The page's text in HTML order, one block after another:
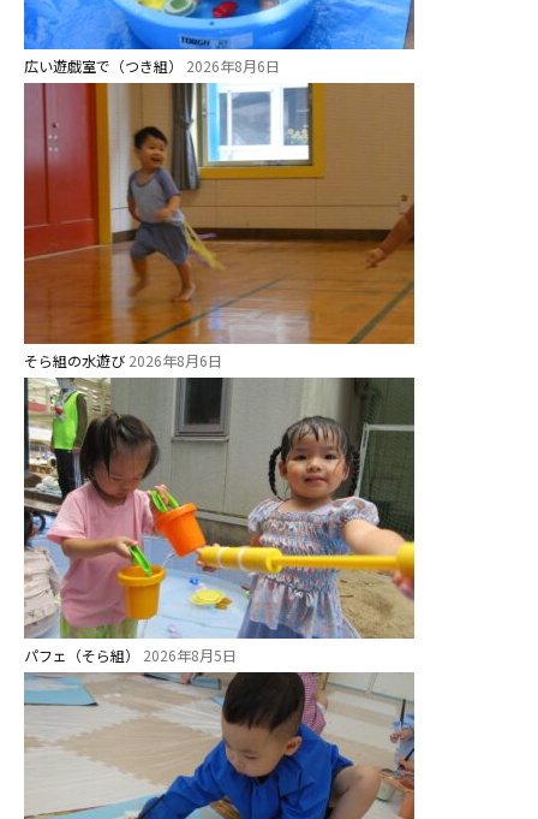
広い遊戯室で（つき組） 2026年8月6日
そら組の水遊び 2026年8月6日
パフェ（そら組） 2026年8月5日